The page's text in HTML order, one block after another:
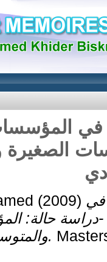
في
الصغيرة
(2009) في
حالة:
والمتوسطة بولاية الوادي.